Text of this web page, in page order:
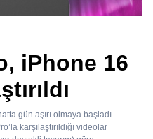
iPhone 16
gün aşırı olmaya başladı.
karşılaştırıldığı videolar